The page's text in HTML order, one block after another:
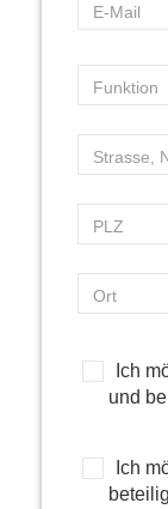
Ich
und
Ich